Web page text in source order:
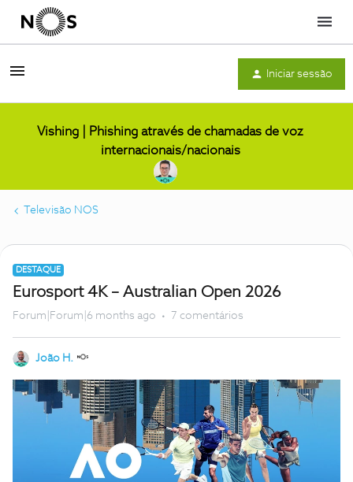
Menu
Iniciar sessão
Vishing | Phishing através de chamadas de voz
internacionais/nacionais
Televisão NOS
DESTAQUE
Eurosport 4K – Australian Open 2026
Forum|Forum|6 months ago 7 comentários
João H.